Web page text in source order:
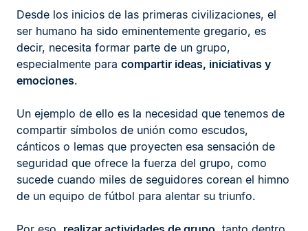
Desde los inicios de las primeras civilizaciones, el
ser humano ha sido eminentemente gregario, es
decir, necesita formar parte de un grupo,
especialmente para compartir ideas, iniciativas y
emociones.
Un ejemplo de ello es la necesidad que tenemos de
compartir símbolos de unión como escudos,
cánticos o lemas que proyecten esa sensación de
seguridad que ofrece la fuerza del grupo, como
sucede cuando miles de seguidores corean el himno
de un equipo de fútbol para alentar su triunfo.